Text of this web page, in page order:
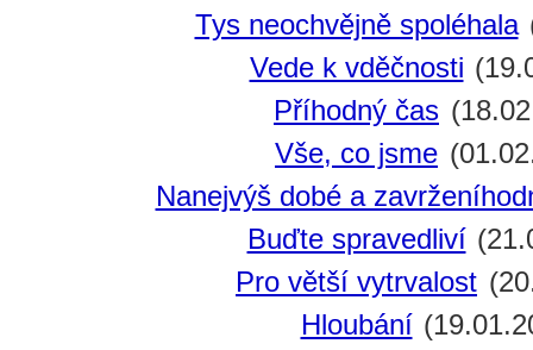
Tys neochvějně spoléhala
Vede k vděčnosti
Příhodný čas
Vše, co jsme
Nanejvýš dobé a
Buďte spravedliví
Pro větší vytrvalost
Hloubání